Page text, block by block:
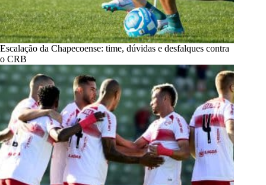
Escalação da Chapecoense: time, dúvidas e desfalques contra
o CRB